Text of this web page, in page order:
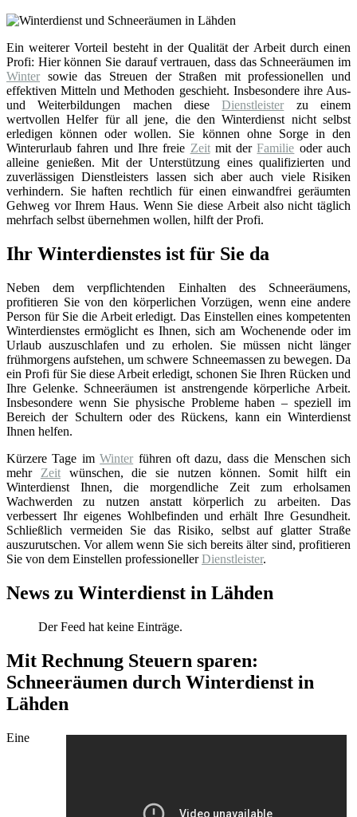
Ein weiterer Vorteil besteht in der Qualität der Arbeit durch einen
Profi: Hier können Sie darauf vertrauen, dass das Schneeräumen im
Winter sowie das Streuen der Straßen mit professionellen und
effektiven Mitteln und Methoden geschieht. Insbesondere ihre Aus-
und Weiterbildungen machen dieseDienstleister zu einem
wertvollen Helfer für all jene, die den Winterdienst nicht selbst
erledigen können oder wollen. Sie können ohne Sorge in den
Winterurlaub fahren und Ihre freie Zeitmit derFamilie oder auch
alleine genießen. Mit der Unterstützung eines qualifizierten und
zuverlässigen Dienstleisters lassen sich aber auch viele Risiken
verhindern. Sie haften rechtlich für einen einwandfrei geräumten
Gehweg vor Ihrem Haus. Wenn Sie diese Arbeit also nicht täglich
mehrfach selbst übernehmen wollen, hilft der Profi.
Ihr Winterdienstes ist für Sie da
Neben dem verpflichtenden Einhalten des Schneeräumens,
profitieren Sie von den körperlichen Vorzügen, wenn eine andere
Person für Sie die Arbeit erledigt. Das Einstellen eines kompetenten
Winterdienstes ermöglicht es Ihnen, sich am Wochenende oder im
Urlaub auszuschlafen und zu erholen. Sie müssen nicht länger
frühmorgens aufstehen, um schwere Schneemassen zu bewegen. Da
ein Profi für Sie diese Arbeit erledigt, schonen Sie Ihren Rücken und
Ihre Gelenke. Schneeräumen ist anstrengende körperliche Arbeit.
Insbesondere wenn Sie physische Probleme haben – speziell im
Bereich der Schultern oder des Rückens, kann ein Winterdienst
Ihnen helfen.
Kürzere Tage imWinter führen oft dazu, dass die Menschen sich
mehr Zeitwünschen, die sie nutzen können. Somit hilft ein
Winterdienst Ihnen, die morgendliche Zeit zum erholsamen
Wachwerden zu nutzen anstatt körperlich zu arbeiten. Das
verbessert Ihr eigenes Wohlbefinden und erhält Ihre Gesundheit.
Schließlich vermeiden Sie das Risiko, selbst auf glatter Straße
auszurutschen. Vor allem wenn Sie sich bereits älter sind, profitieren
Sie von dem Einstellen professionellerDienstleister.
News zu Winterdienst in Lähden
Der Feed hat keine Einträge.
Mit Rechnung Steuern sparen:
Schneeräumen durch Winterdienst in
Lähden
Eine